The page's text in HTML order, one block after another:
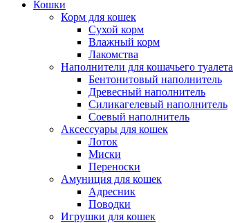
Кошки
Корм для кошек
Сухой корм
Влажный корм
Лакомства
Наполнители для кошачьего туалета
Бентонитовый наполнитель
Древесный наполнитель
Силикагелевый наполнитель
Соевый наполнитель
Аксессуары для кошек
Лоток
Миски
Переноски
Амуниция для кошек
Адресник
Поводки
Игрушки для кошек